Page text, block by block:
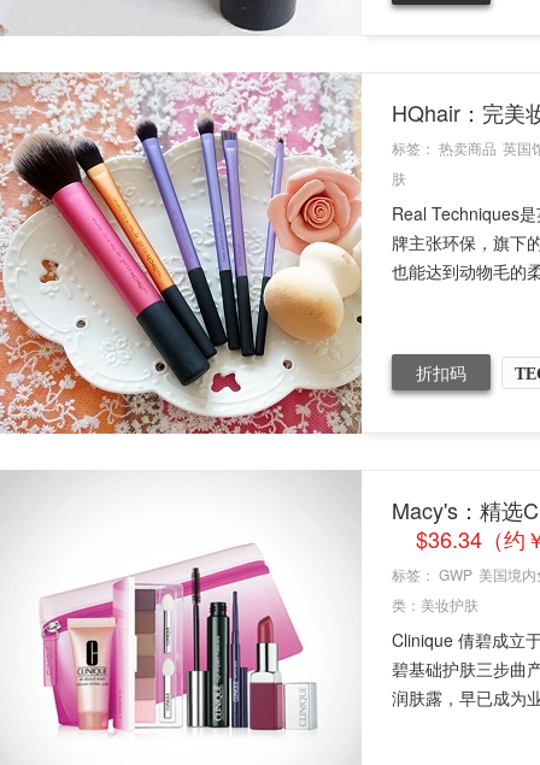
HQhair：完美
标签： 热卖商品 英国
肤
Real Techniques
牌主张环保，旗下
也能达到动物毛的
折扣码
Macy's：精选
$36.34（约
标签： GWP 美国境
类： 美妆护肤
Clinique 倩碧成立
碧基础护肤三步曲
润肤露，早已成为